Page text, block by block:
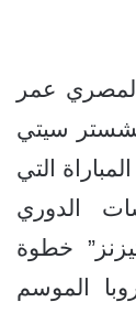
عمر
سيتي
بنتيجة 3-1، في المباراة التي
الدوري
خطوة
الموسم